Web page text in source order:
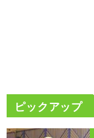
ピックアップ